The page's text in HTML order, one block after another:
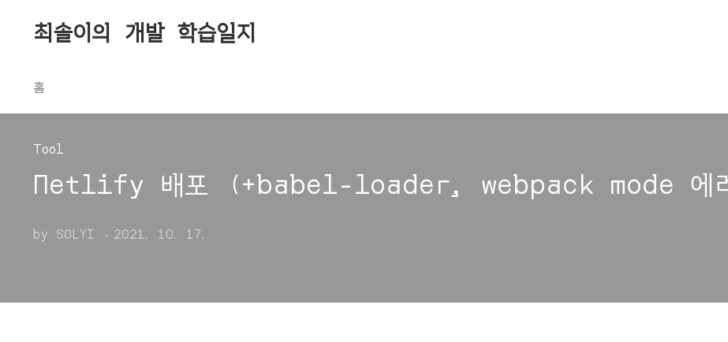
최솔이의 개발 학습일지
홈
Tool
Netlify 배포 (+babel-loader, webpack mode 에
by SOLYI 2021. 10. 17.